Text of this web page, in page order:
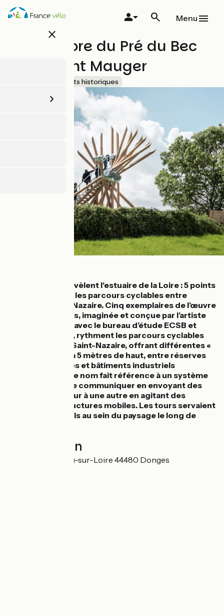
Aller
au
close
Menu
Sémaphore du Pré du Bec
de Vincent Mauger
Sites et monuments historiques
5 sémaphores révèlent l'estuaire de la Loire : 5 points
de vue rythment les parcours cyclables entre
Nantes et Saint-Nazaire. Cinq exemplaires de l’œuvre
d’art Sémaphores, imaginée et conçue par l’artiste
Vincent Mauger, avec le bureau d’étude ECSB et
Ateliers Perrault, rythment les parcours cyclables
entre Nantes et Saint-Nazaire, offrant différentes «
vues sur Loire » à 5 mètres de haut, entre réserves
naturelles fragiles et bâtiments industriels
gigantesques. Ce nom fait référence à un système
qui permettait de communiquer en envoyant des
signaux d’une tour à une autre en agitant des
drapeaux ou structures mobiles. Les tours servaient
de repères visuels au sein du paysage le long de
Localisation
26 Route de Lavau-sur-Loire 44480 Donges